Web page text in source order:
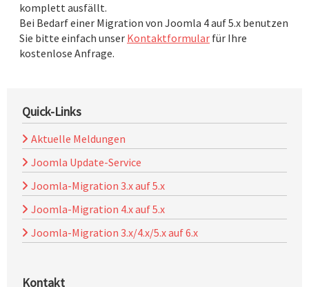
komplett ausfällt.
Bei Bedarf einer Migration von Joomla 4 auf 5.x benutzen
Sie bitte einfach unser Kontaktformular für Ihre
kostenlose Anfrage.
Quick-Links
Aktuelle Meldungen
Joomla Update-Service
Joomla-Migration 3.x auf 5.x
Joomla-Migration 4.x auf 5.x
Joomla-Migration 3.x/4.x/5.x auf 6.x
Kontakt